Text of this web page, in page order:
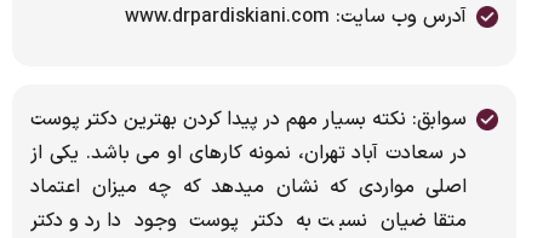
آدرس وب سایت: www.drpardiskiani.com
سوابق: نکته بسیار مهم در پیدا کردن بهترین دکتر پوست
در سعادت آباد تهران، نمونه کارهای او می باشد. یکی از
اصلی مواردی که نشان میدهد که چه میزان اعتماد
متقاضیان نسبت به دکتر پوست وجود دارد و دکتر